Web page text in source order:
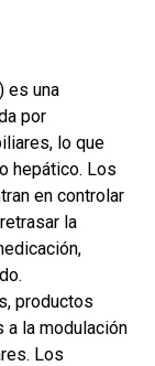
es una
por
lo que
hepático. Los
en controlar
la
productos
la modulación
Los